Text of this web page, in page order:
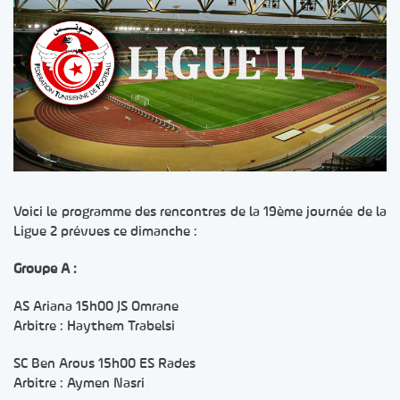
Voici le programme des rencontres de la 19ème journée de la
Ligue 2 prévues ce dimanche :
Groupe A :
AS Ariana 15h00 JS Omrane
Arbitre : Haythem Trabelsi
SC Ben Arous 15h00 ES Rades
Arbitre : Aymen Nasri